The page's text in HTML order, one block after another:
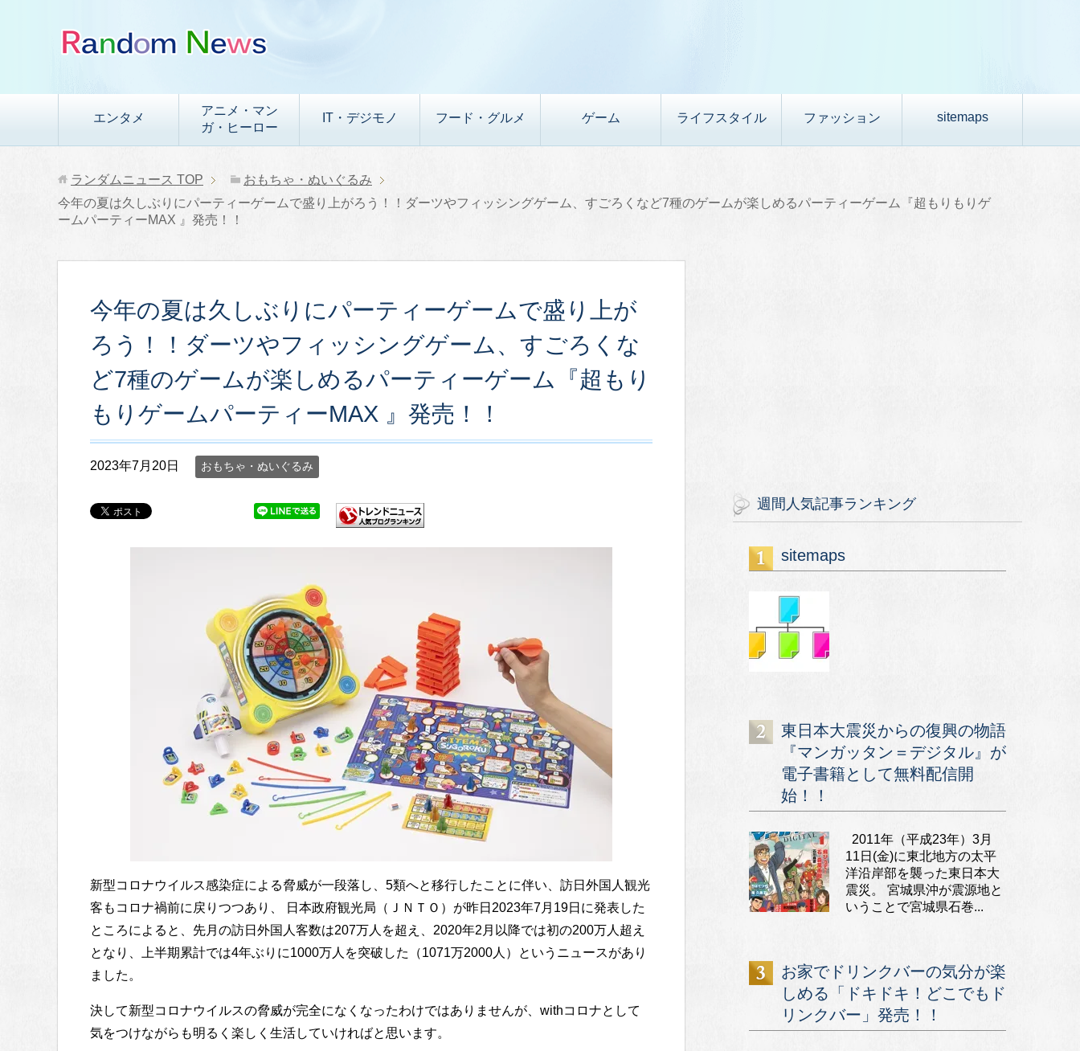
エンタメ
アニメ・マン
ガ・ヒーロー
IT・デジモノ フード・グルメ ゲーム ライフスタイル ファッション sitemaps
ランダムニュース TOP
おもちゃ・ぬいぐるみ
今年の夏は久しぶりにパーティーゲームで盛り上がろう！！ダーツやフィッシングゲーム、すごろくなど7種のゲームが楽しめるパーティーゲーム『超もりもりゲ
ームパーティーMAX 』発売！！
今年の夏は久しぶりにパーティーゲームで盛り上が
ろう！！ダーツやフィッシングゲーム、すごろくな
ど7種のゲームが楽しめるパーティーゲーム『超もり
もりゲームパーティーMAX 』発売！！
2023年7月20日 おもちゃ・ぬいぐるみ
新型コロナウイルス感染症による脅威が一段落し、5類へと移行したことに伴い、訪日外国人観光
客もコロナ禍前に戻りつつあり、 日本政府観光局（ＪＮＴＯ）が昨日2023年7月19日に発表した
ところによると、先月の訪日外国人客数は207万人を超え、2020年2月以降では初の200万人超え
となり、上半期累計では4年ぶりに1000万人を突破した（1071万2000人）というニュースがあり
ました。
決して新型コロナウイルスの脅威が完全になくなったわけではありませんが、withコロナとして
気をつけながらも明るく楽しく生活していければと思います。
週間人気記事ランキング
sitemaps
東日本大震災からの復興の物語
『マンガッタン＝デジタル』が
電子書籍として無料配信開
始！！
2011年（平成23年）3月
11日(金)に東北地方の太平
洋沿岸部を襲った東日本大
震災。 宮城県沖が震源地と
いうことで宮城県石巻...
お家でドリンクバーの気分が楽
しめる「ドキドキ！どこでもド
リンクバー」発売！！